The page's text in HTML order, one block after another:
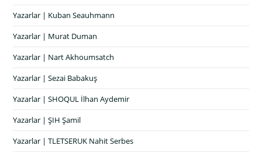
Yazarlar | Kuban Seauhmann
Yazarlar | Murat Duman
Yazarlar | Nart Akhoumsatch
Yazarlar | Sezai Babakuş
Yazarlar | SHOQUL İlhan Aydemir
Yazarlar | ŞIH Şamil
Yazarlar | TLETSERUK Nahit Serbes